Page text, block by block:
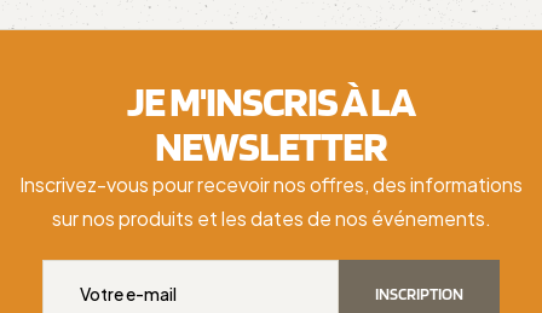
JE M'INSCRIS À LA
NEWSLETTER
Inscrivez-vous pour recevoir nos offres, des informations
sur nos produits et les dates de nos événements.
INSCRIPTION